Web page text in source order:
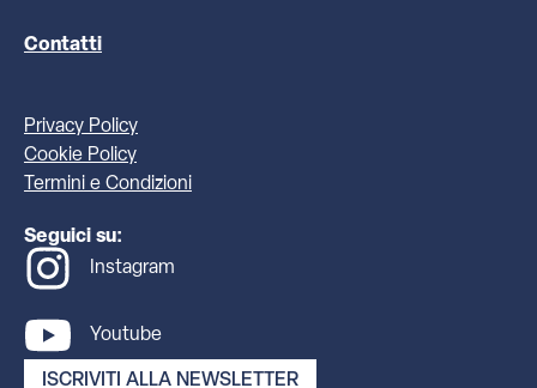
Contatti
Privacy Policy
Cookie Policy
Termini e Condizioni
Seguici su:
Instagram
Youtube
ISCRIVITI ALLA NEWSLETTER